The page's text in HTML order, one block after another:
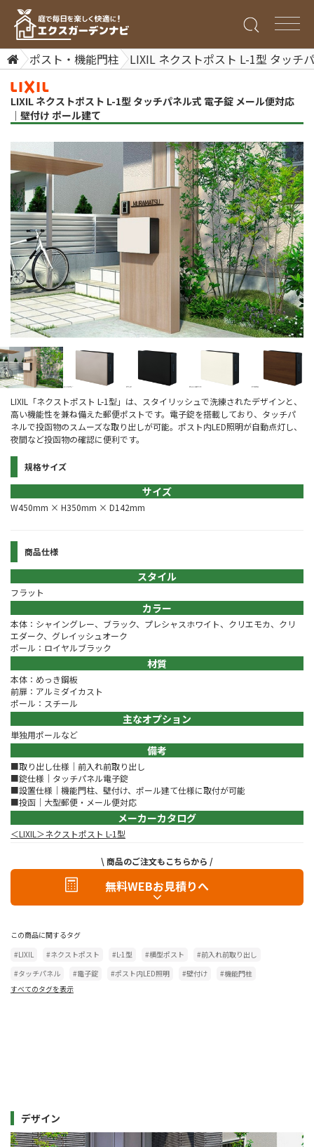
ポスト・機能門柱 LIXIL ネクストポスト L-1型 タッチ
LIXIL ネクストポスト L-1型 タッチパネル式 電子錠 メール便対応
｜壁付け ポール建て
LIXIL「ネクストポスト L-1型」は、スタイリッシュで洗練されたデザインと、
高い機能性を兼ね備えた郵便ポストです。電子錠を搭載しており、タッチパ
ネルで投函物のスムーズな取り出しが可能。ポスト内LED照明が自動点灯し、
夜間など投函物の確認に便利です。
規格サイズ
サイズ
W450mm × H350mm × D142mm
商品仕様
スタイル
フラット
カラー
本体：シャイングレー、ブラック、プレシャスホワイト、クリエモカ、クリ
エダーク、グレイッシュオーク
ポール：ロイヤルブラック
材質
本体：めっき鋼板
前扉：アルミダイカスト
ポール：スチール
主なオプション
単独用ポールなど
備考
■取り出し仕様｜前入れ前取り出し
■錠仕様｜タッチパネル電子錠
■設置仕様｜機能門柱、壁付け、ポール建て仕様に取付が可能
■投函｜大型郵便・メール便対応
メーカーカタログ
＜LIXIL＞ネクストポスト L-1型
\ 商品のご注文もこちらから /
無料WEBお見積りへ
この商品に関するタグ
#LIXIL
#ネクストポスト #L-1型 #横型ポスト
#前入れ前取り出し
#タッチパネル
#電子錠 #ポスト内LED照明 #壁付け
#機能門柱
すべてのタグを表示
デザイン